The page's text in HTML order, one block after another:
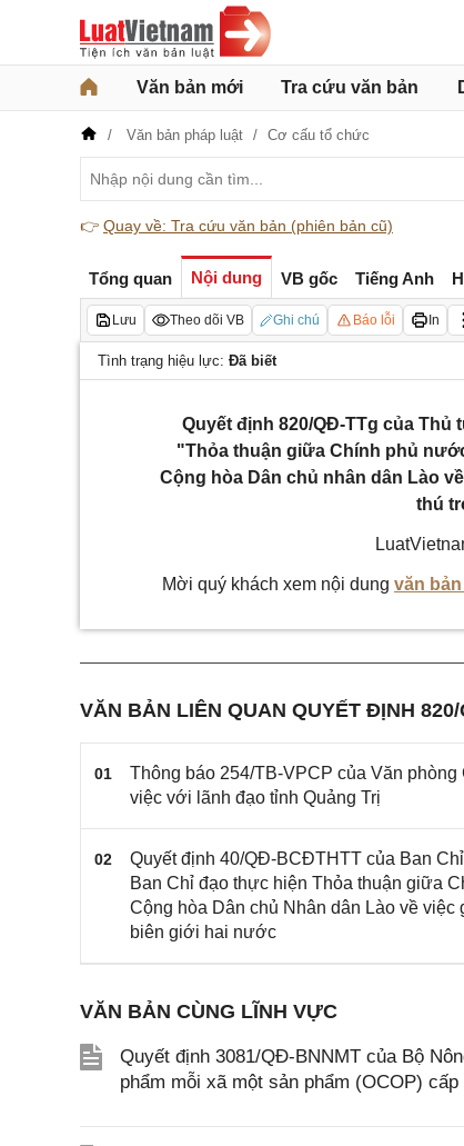
Văn bản mới Tra cứu văn bản
Văn bản pháp luật Cơ cấu tổ chức
👉 Quay về: Tra cứu văn bản (phiên bản cũ)
Tổng quan Nội dung VB gốc Tiếng Anh
Lưu Theo dõi VB Ghi chú Báo lỗi In
Tình trạng hiệu lực: Đã biết
Quyết định 820/QĐ-TTg của
"Thỏa thuận giữa Chính phủ
Cộng hòa Dân chủ nhân dân Lào
thú
Mời quý khách xem nội dung văn
VĂN BẢN LIÊN QUAN QUYẾT ĐỊNH
01
Thông báo 254/TB-VPCP của Văn
việc với lãnh đạo tỉnh Quảng Trị
02
Quyết định 40/QĐ-BCĐTHTT của Ban
Ban Chỉ đạo thực hiện Thỏa thuận giữa
Cộng hòa Dân chủ Nhân dân Lào về
biên giới hai nước
VĂN BẢN CÙNG LĨNH VỰC
Quyết định 3081/QĐ-BNNMT của Bộ
phẩm mỗi xã một sản phẩm (OCOP)